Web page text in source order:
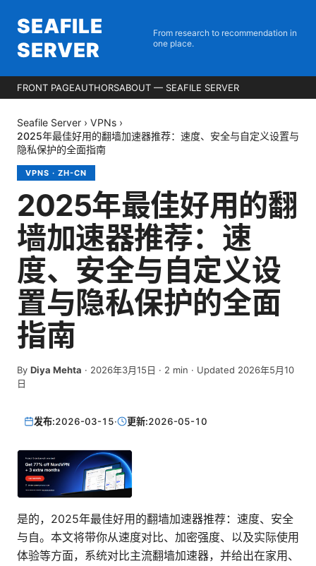
SEAFILE
SERVER
From research to recommendation in
one place.
FRONT PAGEAUTHORSABOUT — SEAFILE SERVER
Seafile Server › VPNs ›
2025年最佳好用的翻墙加速器推荐：速度、安全与自定义设置与
隐私保护的全面指南
VPNS · ZH-CN
2025年最佳好用的翻
墙加速器推荐：速
度、安全与自定义设
置与隐私保护的全面
指南
By Diya Mehta · 2026年3月15日 · 2 min · Updated 2026年5月10
日
发布:2026-03-15· 更新:2026-05-10
是的，2025年最佳好用的翻墙加速器推荐：速度、安全
与自。本文将带你从速度对比、加密强度、以及实际使用
体验等方面，系统对比主流翻墙加速器，并给出在家用、